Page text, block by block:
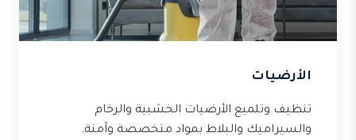
الأرضيات
تنظيف وتلميع الأرضيات الخشبية والرخام
والسيراميك والبلاط بمواد متخصصة وآمنة.